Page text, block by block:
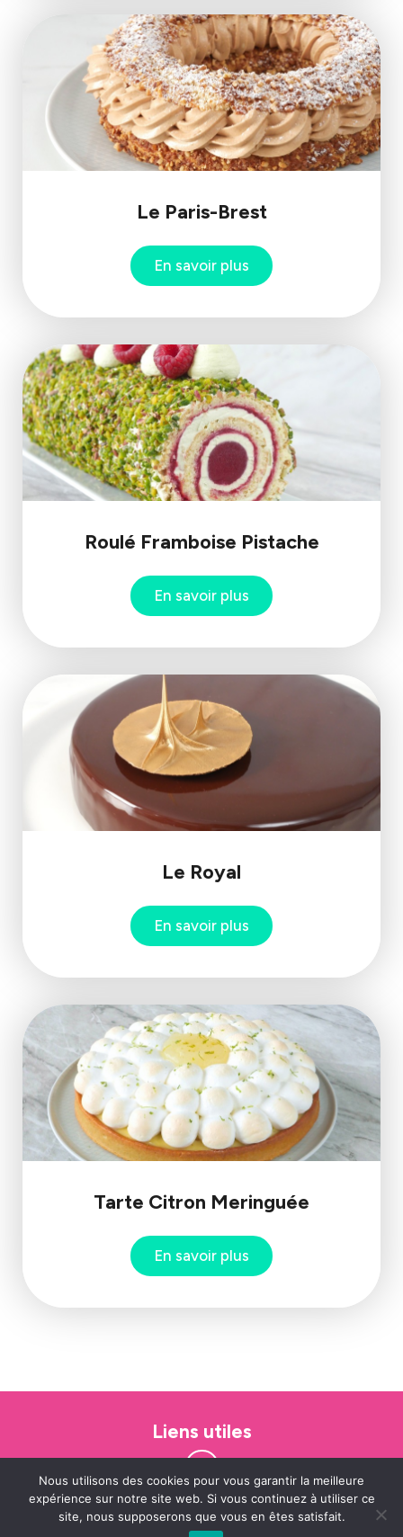
Le Paris-Brest
En savoir plus
Roulé Framboise Pistache
En savoir plus
Le Royal
En savoir plus
Tarte Citron Meringuée
En savoir plus
Liens utiles
Les Ateliers de Ludo
Nous utilisons des cookies pour vous garantir la meilleure
expérience sur notre site web. Si vous continuez à utiliser ce
site, nous supposerons que vous en êtes satisfait.